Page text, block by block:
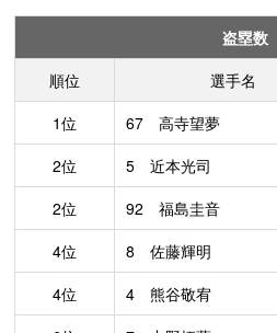
盗塁数
順位
選手名
1位
67 高寺望夢
2位
5 近本光司
2位
92 福島圭音
4位
8 佐藤輝明
4位
4 熊谷敬宥